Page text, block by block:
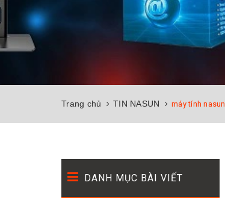
Trang chủ TIN NASUN máy tính nasun
DANH MỤC BÀI VIẾT